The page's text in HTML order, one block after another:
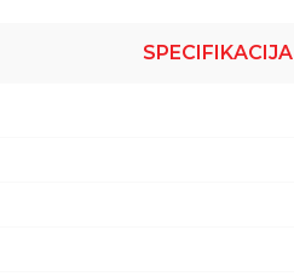
SPECIFIKACIJA